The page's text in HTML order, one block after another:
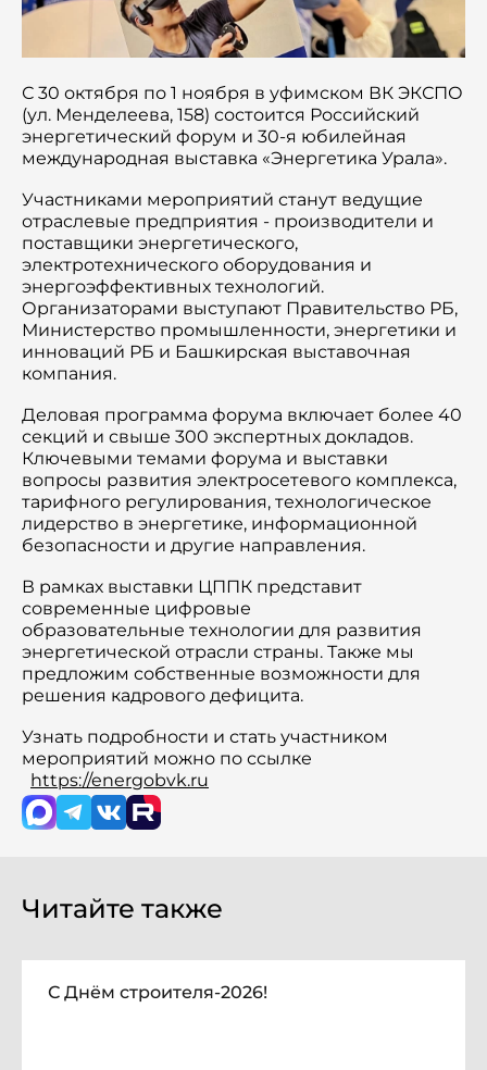
С 30 октября по 1 ноября в уфимском ВК ЭКСПО
(ул. Менделеева, 158) состоится Российский
энергетический форум и 30-я юбилейная
международная выставка «Энергетика Урала».
Участниками мероприятий станут ведущие
отраслевые предприятия - производители и
поставщики энергетического,
электротехнического оборудования и
энергоэффективных технологий.
Организаторами выступают Правительство РБ,
Министерство промышленности, энергетики и
инноваций РБ и Башкирская выставочная
компания.
Деловая программа форума включает более 40
секций и свыше 300 экспертных докладов.
Ключевыми темами форума и выставки
вопросы развития электросетевого комплекса,
тарифного регулирования, технологическое
лидерство в энергетике, информационной
безопасности и другие направления.
В рамках выставки ЦППК представит
современные цифровые
образовательные технологии для развития
энергетической отрасли страны. Также мы
предложим собственные возможности для
решения кадрового дефицита.
Узнать подробности и стать участником
мероприятий можно по ссылке
https://energobvk.ru
Читайте также
С Днём строителя-2026!